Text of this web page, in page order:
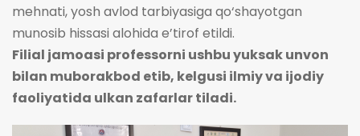
mehnati, yosh avlod tarbiyasiga qo‘shayotgan
munosib hissasi alohida e’tirof etildi.
Filial jamoasi professorni ushbu yuksak unvon
bilan muborakbod etib, kelgusi ilmiy va ijodiy
faoliyatida ulkan zafarlar tiladi.